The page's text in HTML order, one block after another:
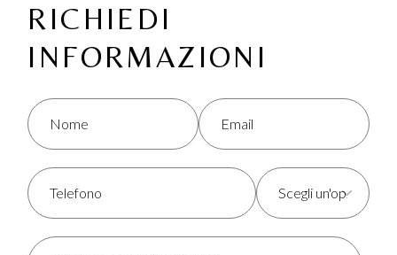
RICHIEDI
INFORMAZIONI